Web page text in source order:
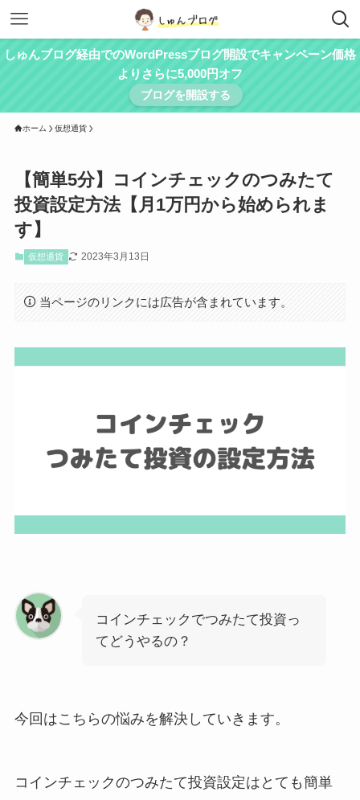
しゅんブログ経由でのWordPressブログ開設でキャンペーン価格
よりさらに5,000円オフ
ブログを開設する
ホーム 仮想通貨
【簡単5分】コインチェックのつみたて
投資設定方法【月1万円から始められま
す】
仮想通貨 2023年3月13日
当ページのリンクには広告が含まれています。
コインチェックでつみたて投資っ
てどうやるの？
今回はこちらの悩みを解決していきます。
コインチェックのつみたて投資設定はとても簡単